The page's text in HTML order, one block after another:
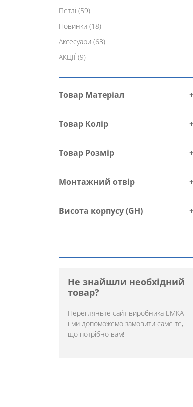
Петлі (59)
Новинки (18)
Аксесуари (63)
АКЦІЇ (9)
Товар Матеріал
Товар Колір
Товар Розмір
Монтажний отвір
Висота корпусу (GH)
Не знайшли необхідний
товар?
Перегляньте сайт виробника EMKA
і ми допоможемо замовити саме те,
що потрібно вам!